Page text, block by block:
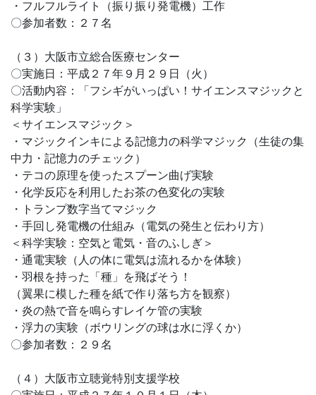
・フルフルライト（振り振り発電機）工作
〇参加者数：２７名
（３）大阪市立総合医療センター
〇実施日：平成２７年９月２９日（火）
〇活動内容：「フシギがいっぱい！サイエンスマジックと
科学実験」
＜サイエンスマジック＞
・マジックインキによる記憶力の科学マジック（生徒の集
中力・記憶力のチェック）
・テコの原理を使ったスプーン曲げ実験
・化学反応を利用したお茶の色変化の実験
・トランプ数字当てマジック
・手回し発電機の仕組み（電気の発生と伝わり方）
＜科学実験：空気と電気・音のふしぎ＞
・通電実験（人の体に電気は流れるかを体験）
・羽根を持った「種」を飛ばそう！
（翼果に模した種を紙で作り落ち方を観察）
・炎の熱で音を鳴らすレイケ管の実験
・浮力の実験（ボウリングの球は水に浮くか）
〇参加者数：２９名
（４）大阪市立聴覚特別支援学校